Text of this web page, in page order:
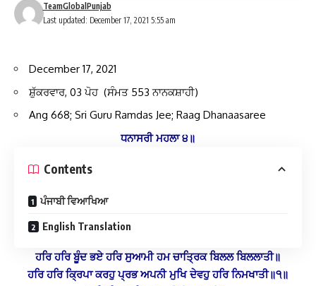
Last updated: December 17, 2021 5:55 am
TeamGlobalPunjab
December 17, 2021
ਸ਼ੁੱਕਰਵਾਰ, 03 ਪੋਹ (ਸੰਮਤ 553 ਨਾਨਕਸ਼ਾਹੀ)
Ang 668; Sri Guru Ramdas Jee; Raag Dhanaasaree
ਧਨਾਸਰੀ ਮਹਲਾ ੪॥
Contents
ਪੰਜਾਬੀ ਵਿਆਖਿਆ
English Translation
ਹਰਿ ਹਰਿ ਬੂੰਦ ਭਏ ਹਰਿ ਸੁਆਮੀ ਹਮ ਚਾਤ੍ਰਿਕ ਬਿਲਲ ਬਿਲਲਾਤੀ॥
ਹਰਿ ਹਰਿ ਕ੍ਰਿਪਾ ਕਰਹੁ ਪ੍ਰਭ ਅਪਨੀ ਮੁਖਿ ਦੇਵਹੁ ਹਰਿ ਨਿਮਖਾਤੀ॥੧॥